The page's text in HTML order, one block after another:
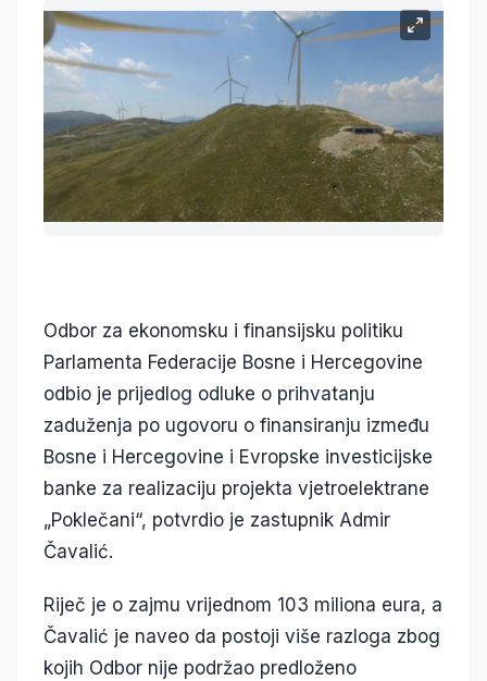
Odbor za ekonomsku i finansijsku politiku
Parlamenta Federacije Bosne i Hercegovine
odbio je prijedlog odluke o prihvatanju
zaduženja po ugovoru o finansiranju između
Bosne i Hercegovine i Evropske investicijske
banke za realizaciju projekta vjetroelektrane
„Poklečani“, potvrdio je zastupnik Admir
Čavalić.
Riječ je o zajmu vrijednom 103 miliona eura, a
Čavalić je naveo da postoji više razloga zbog
kojih Odbor nije podržao predloženo